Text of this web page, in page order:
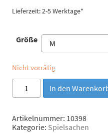
Lieferzeit: 2-5 Werktage*
Größe
Nicht vorrätig
Chuckit!
"Recycled
Menge
In den
Artikelnummer: 10398
Kategorie: Spielsachen